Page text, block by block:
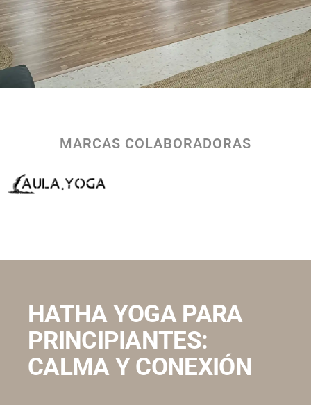
MARCAS COLABORADORAS
HATHA YOGA PARA
PRINCIPIANTES:
CALMA Y CONEXIÓN